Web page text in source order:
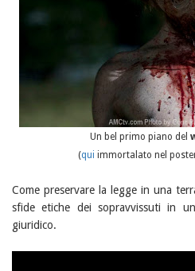
Un bel primo piano del
(qui immortalato nel
Come preservare la legge in una
sfide etiche dei sopravvissuti in
giuridico.